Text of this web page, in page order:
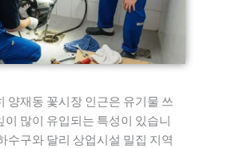
양재동 꽃시장 인근은 유기물 쓰
이 많이 유입되는 특성이 있습니
수구와 달리 상업시설 밀집 지역